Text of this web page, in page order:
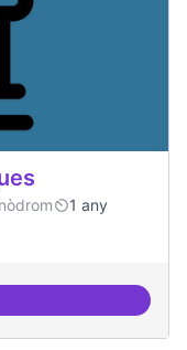
1 any
democràtiques